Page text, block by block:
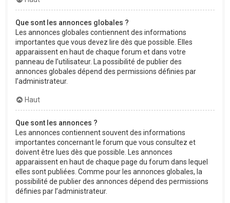
Que sont les annonces globales ?
Les annonces globales contiennent des informations
importantes que vous devez lire dès que possible. Elles
apparaissent en haut de chaque forum et dans votre
panneau de l’utilisateur. La possibilité de publier des
annonces globales dépend des permissions définies par
l’administrateur.
Haut
Que sont les annonces ?
Les annonces contiennent souvent des informations
importantes concernant le forum que vous consultez et
doivent être lues dès que possible. Les annonces
apparaissent en haut de chaque page du forum dans lequel
elles sont publiées. Comme pour les annonces globales, la
possibilité de publier des annonces dépend des permissions
définies par l’administrateur.